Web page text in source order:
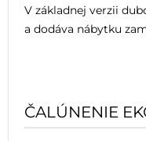
V základnej verzii
a dodáva nábytku
ČALÚNENIE